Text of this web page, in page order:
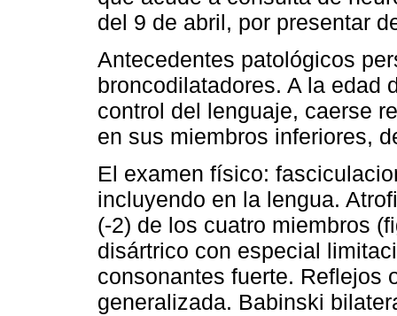
del 9 de abril, por presentar
Antecedentes patológicos
broncodilatadores. A la edad
control del lenguaje, caerse
en sus miembros inferiores,
El examen físico:
incluyendo en la lengua.
(-2) de los cuatro miembros
disártrico con especial
consonantes fuerte. Reflejos
generalizada. Babinski